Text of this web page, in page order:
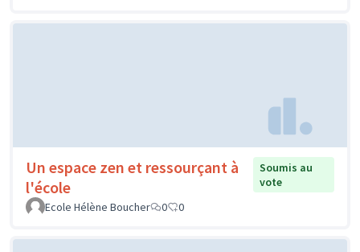
Un espace zen et ressourçant à
l'école
Soumis au
vote
Ecole Hélène Boucher
0 0